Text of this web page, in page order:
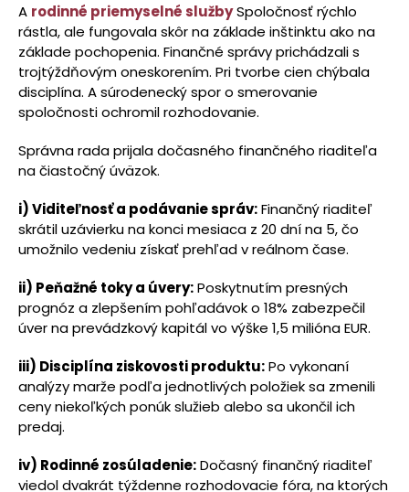
A rodinné priemyselné službySpoločnosť rýchlo
rástla, ale fungovala skôr na základe inštinktu ako na
základe pochopenia. Finančné správy prichádzali s
trojtýždňovým oneskorením. Pri tvorbe cien chýbala
disciplína. A súrodenecký spor o smerovanie
spoločnosti ochromil rozhodovanie.
Správna rada prijala dočasného finančného riaditeľa
na čiastočný úväzok.
i) Viditeľnosť a podávanie správ:Finančný riaditeľ
skrátil uzávierku na konci mesiaca z 20 dní na 5, čo
umožnilo vedeniu získať prehľad v reálnom čase.
ii) Peňažné toky a úvery:Poskytnutím presných
prognóz a zlepšením pohľadávok o 18% zabezpečil
úver na prevádzkový kapitál vo výške 1,5 milióna EUR.
iii) Disciplína ziskovosti produktu:Po vykonaní
analýzy marže podľa jednotlivých položiek sa zmenili
ceny niekoľkých ponúk služieb alebo sa ukončil ich
predaj.
iv) Rodinné zosúladenie:Dočasný finančný riaditeľ
viedol dvakrát týždenne rozhodovacie fóra, na ktorých